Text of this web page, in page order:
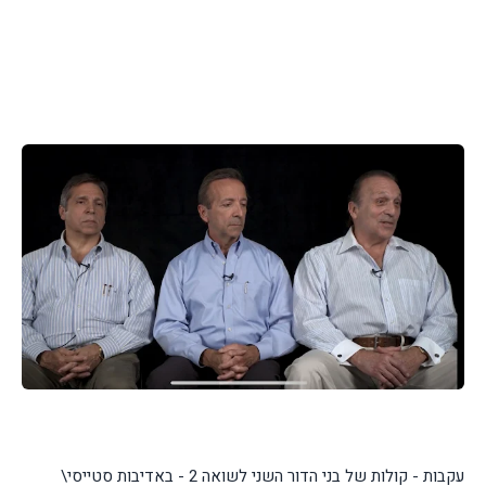
\עקבות - קולות של בני הדור השני לשואה 2 - באדיבות סטייסי